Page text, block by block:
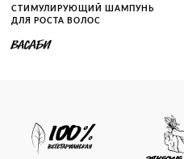
СТИМУЛИРУЮЩИЙ ШАМПУНЬ
ДЛЯ РОСТА ВОЛОС
ВАСАБИ